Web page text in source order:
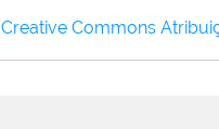
Creative Commons